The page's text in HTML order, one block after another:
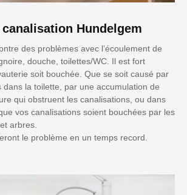
canalisation Hundelgem
des problèmes avec l’écoulement de
douche, toilettes/WC. Il est fort
soit bouchée. Que se soit causé par
dans la toilette, par une accumulation de
qui obstruent les canalisations, ou dans
vos canalisations soient bouchées par les
arbres.
le problème en un temps record.